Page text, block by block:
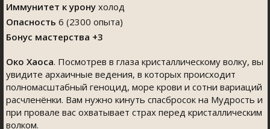
Иммунитет к урону холод
Опасность 6 (2300 опыта)
Бонус мастерства +3
Око Хаоса. Посмотрев в глаза кристаллическому волку, вы
увидите архаичные ведения, в которых происходит
полномасштабный геноцид, море крови и сотни вариаций
расчленёнки. Вам нужно кинуть спасбросок на Мудрость и
при провале вас охватывает страх перед кристаллическим
волком.